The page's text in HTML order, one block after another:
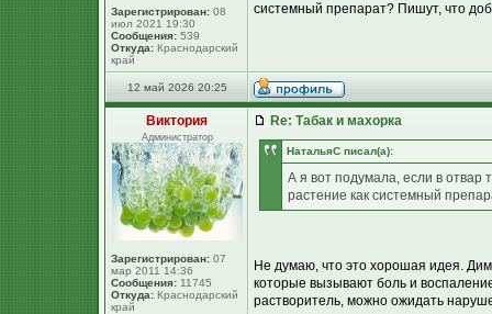
Зарегистрирован: 08
июл 2021 19:30
Сообщения: 539
Откуда: Краснодарский
край
системный препарат? Пишут, что
12 май 2026 20:25
Виктория
Администратор
Зарегистрирован: 07
мар 2011 14:36
Сообщения: 11745
Откуда: Краснодарский
край
Re: Табак и махорка
НатальяС писал(а):
А я вот подумала, если в отвар
растение как системный
Не думаю, что это хорошая идея.
которые вызывают боль и
растворитель, можно ожидать